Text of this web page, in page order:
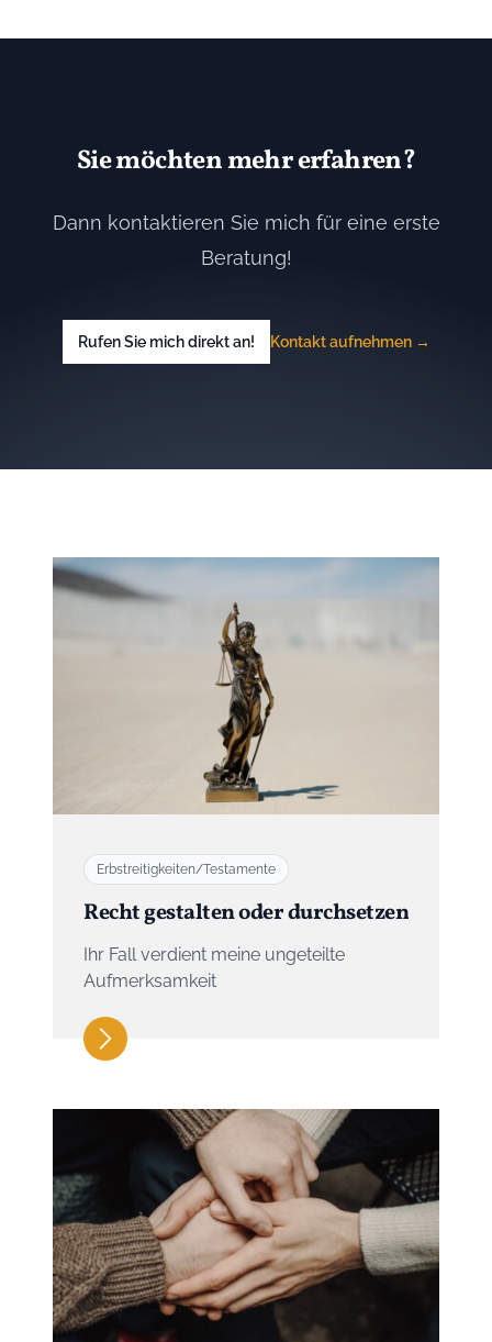
Sie möchten mehr erfahren?
Dann kontaktieren Sie mich für eine erste
Beratung!
Rufen Sie mich direkt an! Kontakt aufnehmen →
Erbstreitigkeiten/Testamente
Recht gestalten oder durchsetzen
Ihr Fall verdient meine ungeteilte
Aufmerksamkeit